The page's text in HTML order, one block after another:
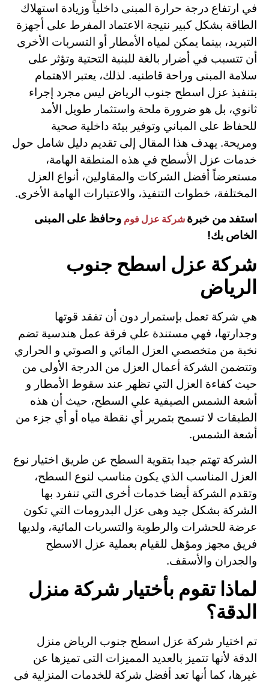
في ارتفاع درجة حرارة المبنى داخلياً وزيادة استهلاك
الطاقة بشكل كبير نتيجة الاعتماد المفرط على أجهزة
التبريد، بينما يمكن لمياه الأمطار أو التسربات الأخرى
أن تتسبب في أضرار بالغة للبنية التحتية وتؤثر على
سلامة المبنى وراحة قاطنيه. لذلك، يعتبر الاهتمام
بتنفيذ عزل اسطح جنوب الرياض ليس مجرد إجراء
ثانوي، بل هو ضرورة ملحة واستثمار طويل الأمد
للحفاظ على المباني وتوفير بيئة داخلية صحية
ومريحة. يهدف هذا المقال إلى تقديم دليل شامل حول
خدمات عزل الأسطح في هذه المنطقة الهامة،
مستعرضاً أفضل الشركات والمقاولين، أنواع العزل
المختلفة، خطوات التنفيذ، والاعتبارات الهامة الأخرى.
استفد من خبرة شركة عزل فوم وحافظ على المبنى
الخاص بك!
شركة عزل اسطح جنوب
الرياض
هي شركة تعمل بإستمرار دون أن تفقد قوتها
وجدارتها، فهي مستندة علي فرقة عمل هندسية تضم
نخبة من متخصصي العزل المائي و الصوتي و الحراري
وتتضمن الشركة أعمال العزل من الدرجة الأولى من
حيث كفاءة العزل التي تظهر عند سقوط الأمطار و
أشعة الشمس الصيفية علي السطح، حيث أن هذه
الطبقات لا تسمح بتمرير أي نقطة مياه أو أي جزء من
أشعة الشمس.
الشركة تهتم جيدا بتقوية السطح عن طريق اختيار نوع
العزل المناسب الذي يكون مناسب لنوع السطح،
وتقدم الشركة أيضا خدمات أخرى التي تنفرد بها
الشركة بشكل جيد وهى عزل البدرومات التي تكون
عرضة للحشرات والرطوبة والتسربات المائية، ولديها
فريق مجهز ومؤهل للقيام بعملية عزل الاسطح
والجدران والأسقف.
لماذا تقوم بأختيار شركة منزل
الدقة؟
تم اختيار شركة عزل اسطح جنوب الرياض منزل
الدقة لأنها تتميز بالعديد المميزات التى تميزها عن
غيرها، كما أنها تعد أفضل شركة للخدمات المنزلية فى